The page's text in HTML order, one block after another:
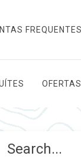
FREQUENTES
OFERTAS